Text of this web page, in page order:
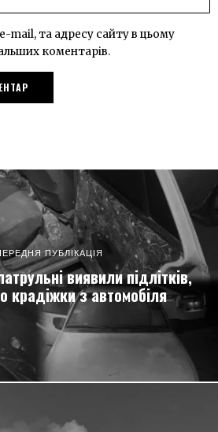
mail, та адресу сайту в цьому
коментарів.
ПУБЛІКАЦІЯ
виявили підлітків,
крадіжки з автомобіля